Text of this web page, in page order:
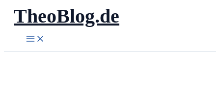
Zum
Inhalt
springen
TheoBlog.de